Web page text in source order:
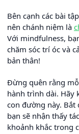
Bên cạnh các bài
nên chánh niệm là
Với mindfulness,
chăm sóc trí óc và
bản thân!
Đừng quên rằng
hành trình dài. Hãy
con đường này.
bạn sẽ nhận thấy
khoảnh khắc trong